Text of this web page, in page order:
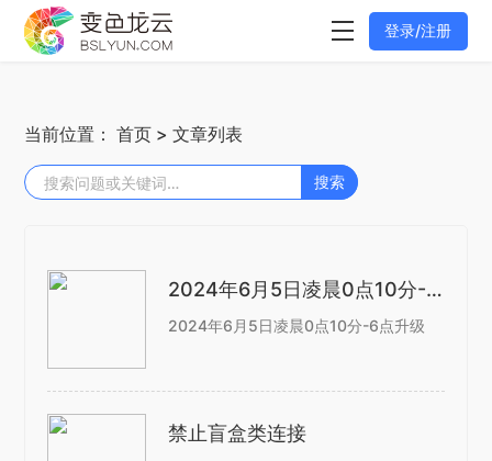
登录/注册
当前位置：首页 > 文章列表
搜索
2024年6月5日凌晨0点10分-6点升级
2024年6月5日凌晨0点10分-6点升级
禁止盲盒类连接